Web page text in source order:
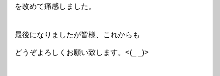
を改めて痛感しました。
最後になりましたが皆様、これからも
どうぞよろしくお願い致します。<(_ _)>